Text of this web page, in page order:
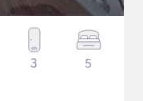
3 5